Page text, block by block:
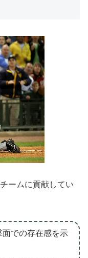
ームに貢献してい
面での存在感を示